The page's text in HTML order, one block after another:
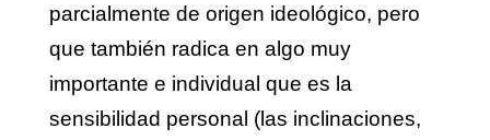
parcialmente de origen ideológico, pero
que también radica en algo muy
importante e individual que es la
sensibilidad personal (las inclinaciones,